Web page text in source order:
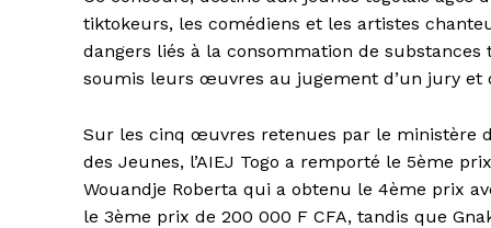
tiktokeurs, les comédiens et les artistes
dangers liés à la consommation de
soumis leurs œuvres au jugement d’un jury et
Sur les cinq œuvres retenues par le ministère
des Jeunes, l’AIEJ Togo a remporté le 5ème
Wouandje Roberta qui a obtenu le 4ème prix
le 3ème prix de 200 000 F CFA, tandis que